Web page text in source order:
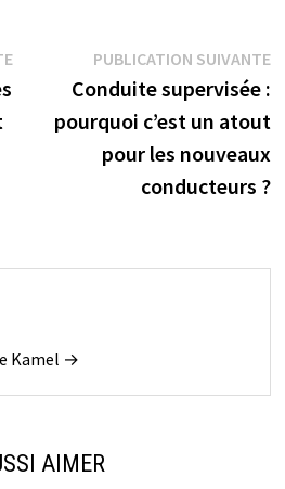
Publication
précédente :
PUBLICATION SUIVANTE
Conduite supervisée :
pourquoi c’est un atout
pour les nouveaux
conducteurs ?
Kamel →
AIMER